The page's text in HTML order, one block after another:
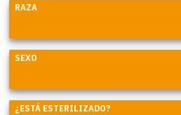
RAZA
SEXO
¿ESTÁ ESTERILIZADO?